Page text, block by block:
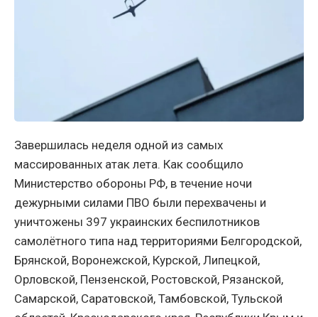
Завершилась неделя одной из самых
массированных атак лета. Как сообщило
Министерство обороны РФ, в течение ночи
дежурными силами ПВО были перехвачены и
уничтожены 397 украинских беспилотников
самолётного типа над территориями Белгородской,
Брянской, Воронежской, Курской, Липецкой,
Орловской, Пензенской, Ростовской, Рязанской,
Самарской, Саратовской, Тамбовской, Тульской